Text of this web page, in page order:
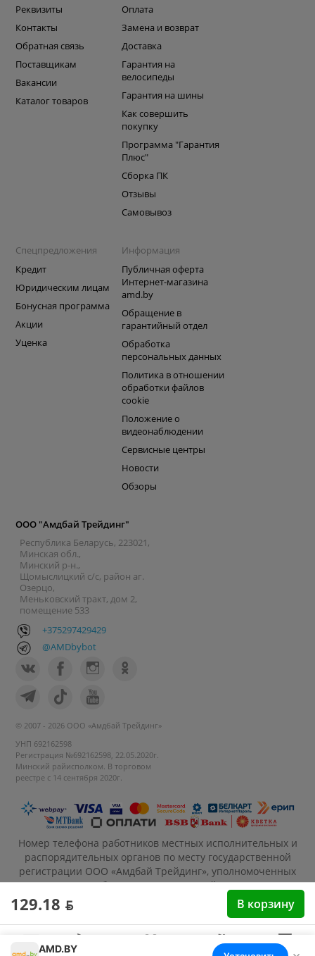
129.18 ƃ В корзину
Реквизиты
Контакты
Обратная связь
Поставщикам
Вакансии
Каталог товаров
Оплата
Замена и возврат
Доставка
Гарантия на
велосипеды
Гарантия на шины
Как совершить
покупку
Программа "Гарантия
Плюс"
Сборка ПК
Отзывы
Самовывоз
Спецпредложения
Кредит
Юридическим лицам
Бонусная программа
Акции
Уценка
Информация
Публичная оферта
Интернет-магазина
amd.by
Обращение в
гарантийный отдел
Обработка
персональных данных
Политика в отношении
обработки файлов
cookie
Положение о
видеонаблюдении
Сервисные центры
Новости
Обзоры
ООО "Амдбай Трейдинг"
Республика Беларусь, 223021,
Минская обл.,
Минский р-н.,
Щомыслицкий с/с, район аг.
Озерцо,
Меньковский тракт, дом 2,
помещение 533
+375297429429
@AMDbybot
© 2007 - 2026 ООО «Амдбай Трейдинг»
УНП 692162598
Регистрация №692162598, 22.05.2020г.
Минский райисполком. В торговом
реестре с 14 сентября 2020г.
Номер телефона работников местных исполнительных и
распорядительных органов по месту государственной
регистрации ООО «Амдбай Трейдинг», уполномоченных
рассматривать обращения покупателей: +375 17 270-35-
26, Руководитель отдела: Макриденко Ирина
AMD.BY